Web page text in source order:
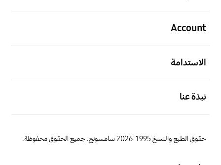
Account
الاستدامة
نبذة عنا
حقوق الطبع والنسخ 1995-2026 سامسونج. جميع الحقوق محفوظة.